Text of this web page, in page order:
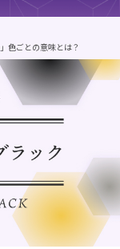
色ごとの意味とは？